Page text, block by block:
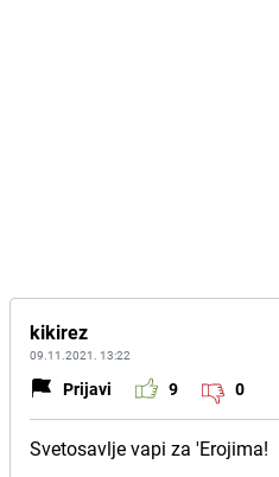
kikirez
09.11.2021. 13:22
Prijavi 9 0
Svetosavlje vapi za 'Erojima!